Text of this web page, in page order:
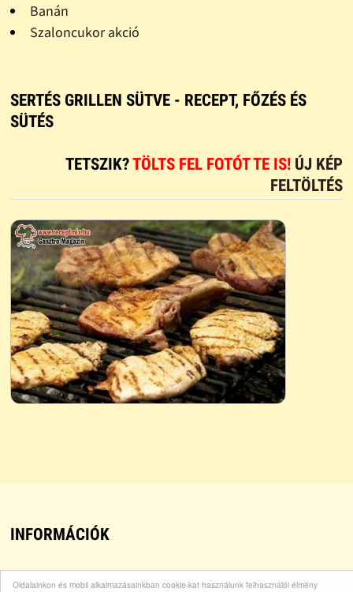
Oldalainkon és mobil alkalmazásainkban cookie-kat használunk felhasználói élmény
Banán
Szaloncukor akció
SERTÉS GRILLEN SÜTVE - RECEPT, FŐZÉS ÉS
SÜTÉS
TETSZIK?TÖLTS FEL FOTÓT TE IS! ÚJ KÉP
FELTÖLTÉS
INFORMÁCIÓK
Areceptekésfőzési receptekvilágában oldalunk célja,